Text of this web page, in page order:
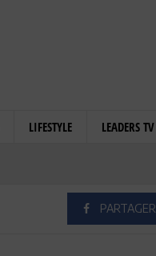
LIFESTYLE LEADERS TV
PARTAGER